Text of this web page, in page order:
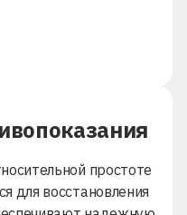
простоте
для восстановления